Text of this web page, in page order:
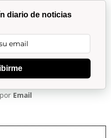
diario de noticias
Email